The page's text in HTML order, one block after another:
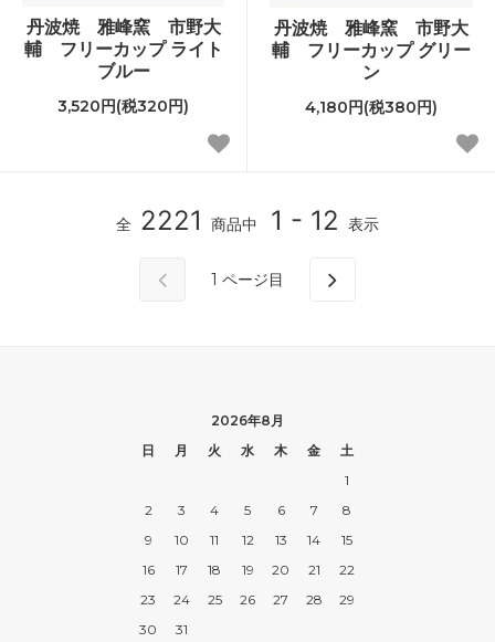
丹波焼 雅峰窯 市野大
輔 フリーカップ ライト
ブルー
3,520円(税320円)
丹波焼 雅峰窯 市野大
輔 フリーカップ グリー
ン
4,180円(税380円)
全 2221 商品中 1 - 12 表示
1 ページ目
2026年8月
日
月 火 水 木 金
土
1
2
3 4 5 6 7
8
9
10 11 12 13 14
15
16
17 18 19 20 21
22
23
24 25 26 27 28
29
30
31